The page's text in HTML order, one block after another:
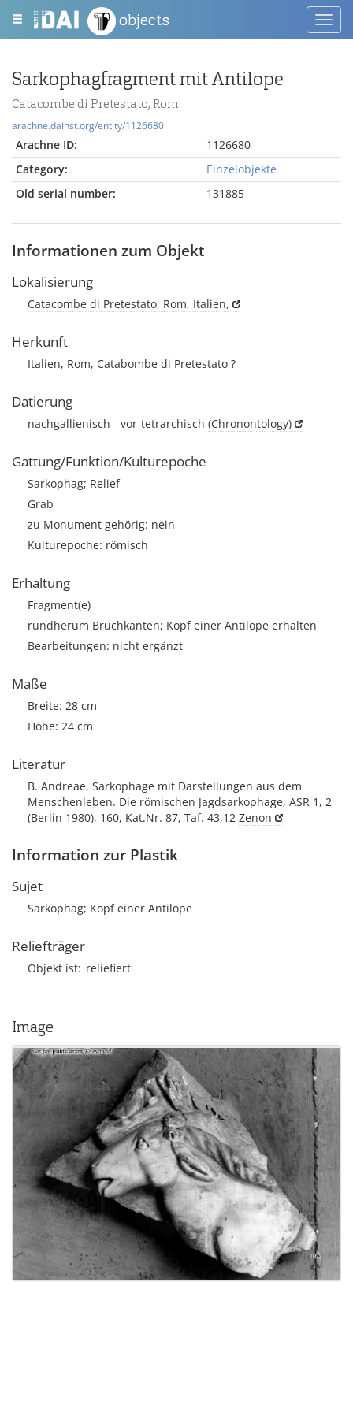
objects
Sarkophagfragment mit Antilope
Catacombe di Pretestato, Rom
arachne.dainst.org/entity/1126680
Arachne ID:
1126680
Category:
Einzelobjekte
Old serial number:
131885
Informationen zum Objekt
Lokalisierung
Catacombe di Pretestato, Rom, Italien,
Herkunft
Italien, Rom, Catabombe di Pretestato ?
Datierung
nachgallienisch - vor-tetrarchisch (Chronontology)
Gattung/Funktion/Kulturepoche
Sarkophag; Relief
Grab
zu Monument gehörig: nein
Kulturepoche: römisch
Erhaltung
Fragment(e)
rundherum Bruchkanten; Kopf einer Antilope erhalten
Bearbeitungen: nicht ergänzt
Maße
Breite: 28 cm
Höhe: 24 cm
Literatur
B. Andreae, Sarkophage mit Darstellungen aus dem
Menschenleben. Die römischen Jagdsarkophage, ASR 1, 2
(Berlin 1980), 160, Kat.Nr. 87, Taf. 43,12 Zenon
Information zur Plastik
Sujet
Sarkophag; Kopf einer Antilope
Reliefträger
Objekt ist reliefiert
Image